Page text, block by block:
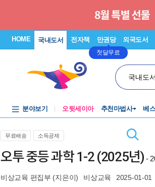
HOME 국내도서 전자책 만권당
첫달무료
외국도서
국내도
분야보기 오뒷세이아 추천마법사 베
무료배송 소득공제
오투 중등 과학 1-2 (2025년) -
비상교육 편집부 (지은이) 비상교육 2025-01-01